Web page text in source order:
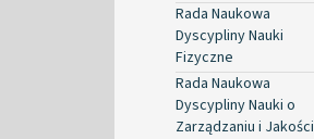
Rada Naukowa
Dyscypliny Nauki
Fizyczne
Rada Naukowa
Dyscypliny Nauki o
Zarządzaniu i Jakości